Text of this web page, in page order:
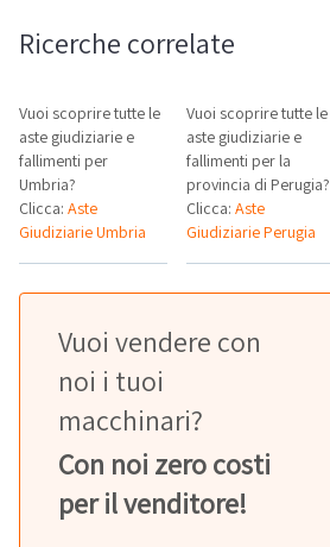
Ricerche correlate
Vuoi scoprire tutte le
aste giudiziarie e
fallimenti per
Umbria?
Clicca: Aste
Giudiziarie Umbria
Vuoi scoprire tutte le
aste giudiziarie e
fallimenti per la
provincia di Perugia?
Clicca:Aste
Giudiziarie Perugia
Vuoi vendere con
noi i tuoi
macchinari?
Con noi zero costi
per il venditore!